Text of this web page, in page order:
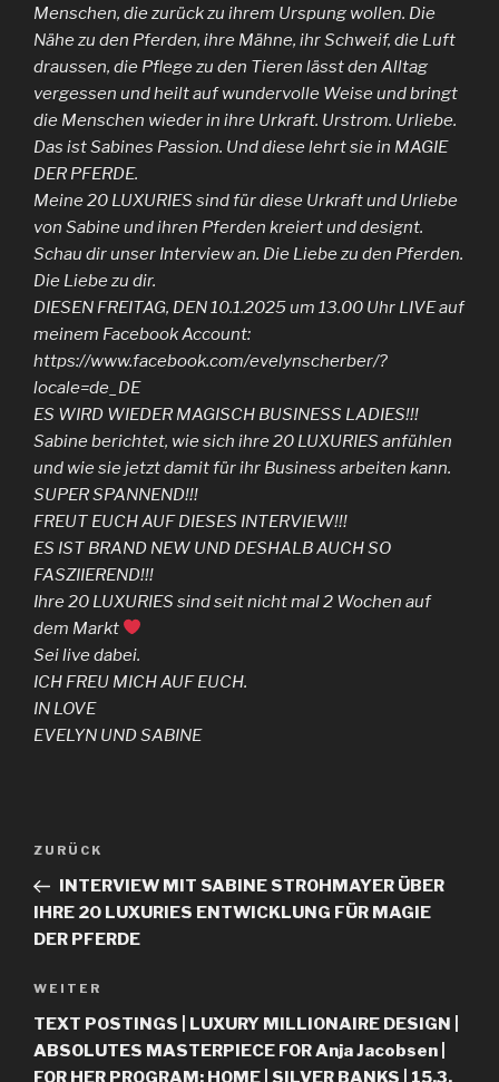
Menschen, die zurück zu ihrem Urspung wollen. Die
Nähe zu den Pferden, ihre Mähne, ihr Schweif, die Luft
draussen, die Pflege zu den Tieren lässt den Alltag
vergessen und heilt auf wundervolle Weise und bringt
die Menschen wieder in ihre Urkraft. Urstrom. Urliebe.
Das ist Sabines Passion. Und diese lehrt sie in MAGIE
DER PFERDE.
Meine 20 LUXURIES sind für diese Urkraft und Urliebe
von Sabine und ihren Pferden kreiert und designt.
Schau dir unser Interview an. Die Liebe zu den Pferden.
Die Liebe zu dir.
DIESEN FREITAG, DEN 10.1.2025 um 13.00 Uhr LIVE auf
meinem Facebook Account:
https://www.facebook.com/evelynscherber/?
locale=de_DE
ES WIRD WIEDER MAGISCH BUSINESS LADIES!!!
Sabine berichtet, wie sich ihre 20 LUXURIES anfühlen
und wie sie jetzt damit für ihr Business arbeiten kann.
SUPER SPANNEND!!!
FREUT EUCH AUF DIESES INTERVIEW!!!
ES IST BRAND NEW UND DESHALB AUCH SO
FASZIIEREND!!!
Ihre 20 LUXURIES sind seit nicht mal 2 Wochen auf
dem Markt
Sei live dabei.
ICH FREU MICH AUF EUCH.
IN LOVE
EVELYN UND SABINE
ZURÜCK
INTERVIEW MIT SABINE STROHMAYER ÜBER
IHRE 20 LUXURIES ENTWICKLUNG FÜR MAGIE
DER PFERDE
WEITER
TEXT POSTINGS | LUXURY MILLIONAIRE DESIGN |
ABSOLUTES MASTERPIECE FOR Anja Jacobsen |
FOR HER PROGRAM: HOME | SILVER BANKS | 15.3.